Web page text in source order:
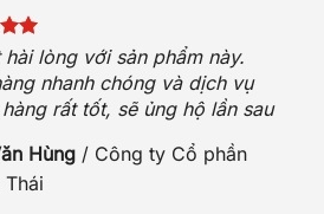
hài lòng với sản phẩm này.
nhanh chóng và dịch vụ
rất tốt, sẽ ủng hộ lần sau
Hùng / Công ty Cổ phần
Thái